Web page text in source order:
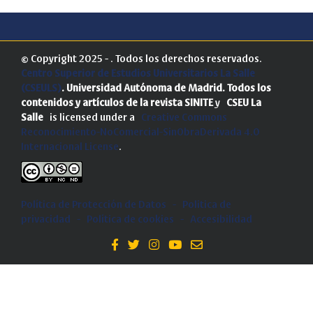
© Copyright 2025 - . Todos los derechos reservados.
Centro Superior de Estudios Universitarios La Salle
(CSEULS). Universidad Autónoma de Madrid. Todos los
contenidos y artículos de la revista SINITEy CSEU La
Salle is licensed under a Creative Commons
Reconocimiento-NoComercial-SinObraDerivada 4.0
Internacional License.
Política de Protección de Datos -
Politica de
privacidad
- Política de cookies - Accesibilidad